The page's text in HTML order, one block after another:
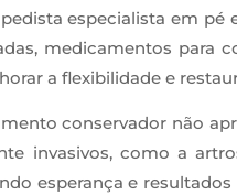
especialista em
medicamentos
a flexibilidade e
conservador não
invasivos, como a
esperança e